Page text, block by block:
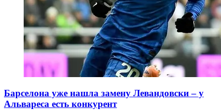
Барселона уже нашла замену Левандовски – у
Альвареса есть конкурент